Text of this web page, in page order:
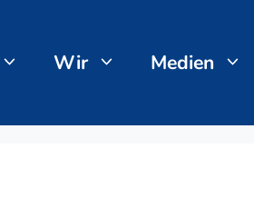
Wir Medien